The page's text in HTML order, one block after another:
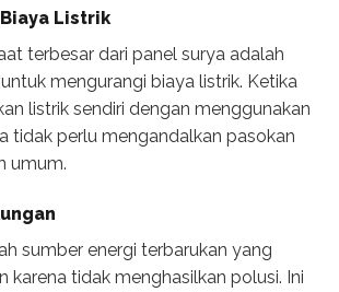
Listrik
terbesar dari panel surya adalah
mengurangi biaya listrik. Ketika
listrik sendiri dengan menggunakan
tidak perlu mengandalkan pasokan
umum.
sumber energi terbarukan yang
karena tidak menghasilkan polusi. Ini